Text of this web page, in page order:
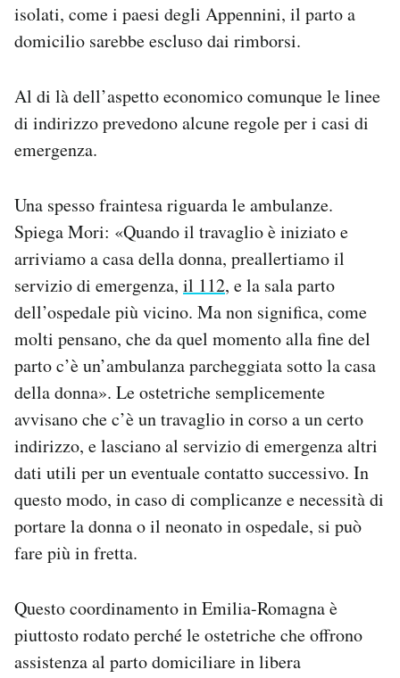
isolati, come i paesi degli Appennini, il parto a
domicilio sarebbe escluso dai rimborsi.
Al di là dell’aspetto economico comunque le linee
di indirizzo prevedono alcune regole per i casi di
emergenza.
Una spesso fraintesa riguarda le ambulanze.
Spiega Mori: «Quando il travaglio è iniziato e
arriviamo a casa della donna, preallertiamo il
servizio di emergenza, il 112, e la sala parto
dell’ospedale più vicino. Ma non significa, come
molti pensano, che da quel momento alla fine del
parto c’è un’ambulanza parcheggiata sotto la casa
della donna». Le ostetriche semplicemente
avvisano che c’è un travaglio in corso a un certo
indirizzo, e lasciano al servizio di emergenza altri
dati utili per un eventuale contatto successivo. In
questo modo, in caso di complicanze e necessità di
portare la donna o il neonato in ospedale, si può
fare più in fretta.
Questo coordinamento in Emilia-Romagna è
piuttosto rodato perché le ostetriche che offrono
assistenza al parto domiciliare in libera